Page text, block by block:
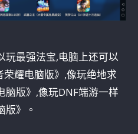
玩最强法宝,电脑上还可以
耀电脑版》,像玩绝地求
脑版》,像玩DNF端游一样
版》。